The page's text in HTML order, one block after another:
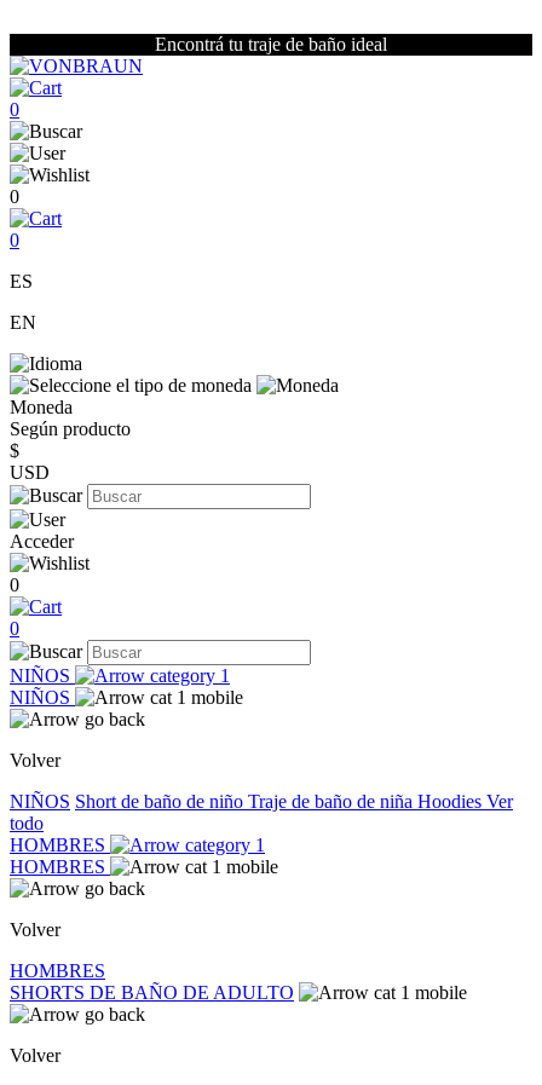
Encontrá tu traje de baño ideal
0
0
0
ES
EN
Moneda
Según producto
$
USD
Acceder
0
0
NIÑOS
NIÑOS
Volver
NIÑOS Short de baño de niño Traje de baño de niña Hoodies Ver
todo
HOMBRES
HOMBRES
Volver
HOMBRES
SHORTS DE BAÑO DE ADULTO
Volver